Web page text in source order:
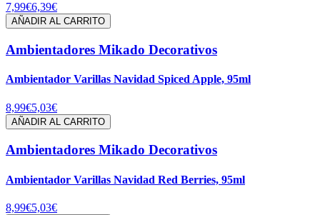
7,99€6,39€
AÑADIR AL CARRITO
Ambientadores Mikado Decorativos
Ambientador Varillas Navidad Spiced Apple, 95ml
8,99€5,03€
AÑADIR AL CARRITO
Ambientadores Mikado Decorativos
Ambientador Varillas Navidad Red Berries, 95ml
8,99€5,03€